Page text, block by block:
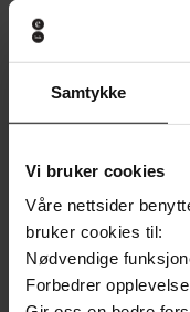
Samtykke
Vi bruker cookies
Våre nettsider
bruker cookies til:
Nødvendige
Forbedrer
199,-
EBOK
Undertittel A